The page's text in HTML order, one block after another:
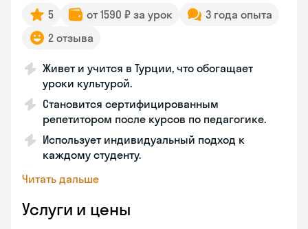
5 от 1590 ₽ за урок
3 года опыта
2 отзыва
Живет и учится в Турции, что обогащает
уроки культурой.
Становится сертифицированным
репетитором после курсов по педагогике.
Использует индивидуальный подход к
каждому студенту.
Читать дальше
Услуги и цены